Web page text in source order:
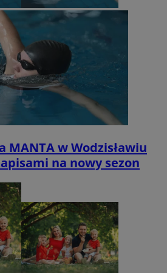
MANTA w Wodzisławiu
na nowy sezon